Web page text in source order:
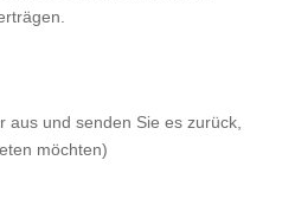
und senden Sie es zurück,
möchten)